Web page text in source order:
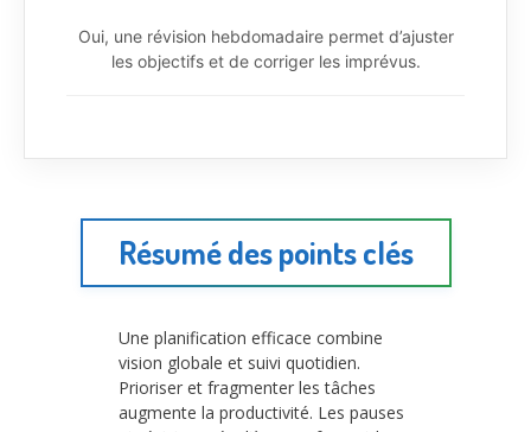
Oui, une révision hebdomadaire permet d’ajuster
les objectifs et de corriger les imprévus.
Résumé des points clés
Une planification efficace combine
vision globale et suivi quotidien.
Prioriser et fragmenter les tâches
augmente la productivité. Les pauses